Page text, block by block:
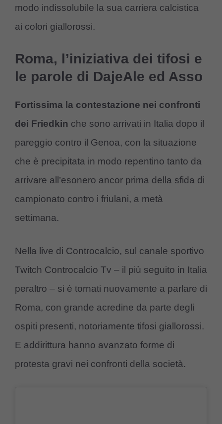
modo indissolubile la sua carriera calcistica
ai colori giallorossi.
Roma, l’iniziativa dei tifosi e
le parole di DajeAle ed Asso
Fortissima la contestazione nei confronti
dei Friedkin che sono arrivati in Italia dopo il
pareggio contro il Genoa, con la situazione
che è precipitata in modo repentino tanto da
arrivare all’esonero ancor prima della sfida di
campionato contro i friulani, a metà
settimana.
Nella live di Controcalcio, sul canale sportivo
Twitch Controcalcio Tv – il più seguito in Italia
peraltro – si è tornati nuovamente a parlare di
Roma, con grande acredine da parte degli
ospiti presenti, notoriamente tifosi giallorossi.
E addirittura hanno avanzato forme di
protesta gravi nei confronti della società.